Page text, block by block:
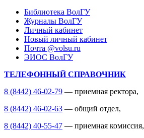
Библиотека ВолГУ
Журналы ВолГУ
Личный кабинет
Новый личный кабинет
Почта @volsu.ru
ЭИОС ВолГУ
ТЕЛЕФОННЫЙ СПРАВОЧНИК
8 (8442) 46-02-79 — приемная ректора,
8 (8442) 46-02-63 — общий отдел,
8 (8442) 40-55-47 — приемная комиссия,